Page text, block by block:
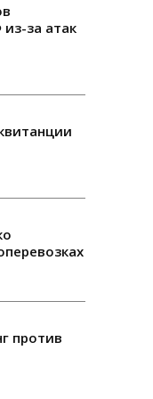
за атак
против